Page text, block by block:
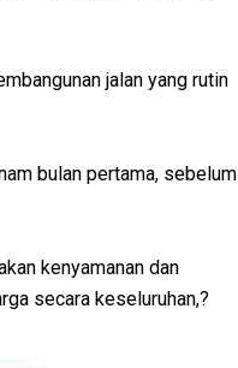
jalan yang rutin
bulan pertama, sebelum
kenyamanan dan
secara keseluruhan,?